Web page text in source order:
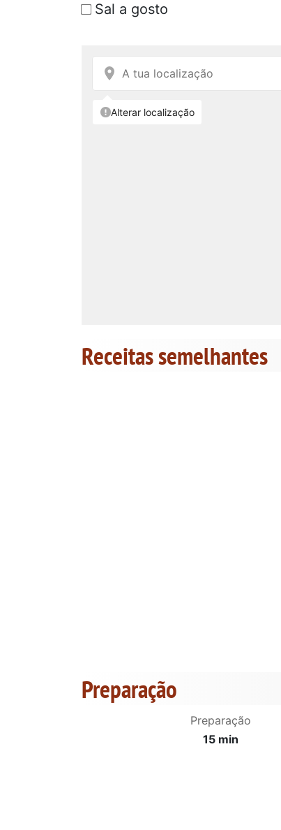
Sal a gosto
Receitas semelhantes
Preparação
Preparação
15 min